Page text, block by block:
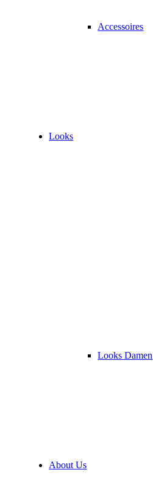
Accessoires
Looks
Looks Damen
About Us